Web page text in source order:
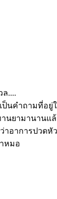
....
ป็นคำถามที่อยู่
นยามานานแ
อาการปวดหัว
หมอ